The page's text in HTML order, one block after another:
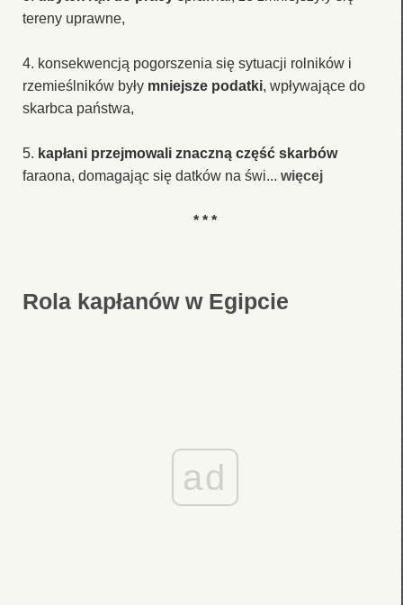
tereny uprawne,
4. konsekwencją pogorszenia się sytuacji rolników i
rzemieślników były mniejsze podatki, wpływające do
skarbca państwa,
5. kapłani przejmowali znaczną część skarbów
faraona, domagając się datków na świ... więcej
* * *
Rola kapłanów w Egipcie
ad